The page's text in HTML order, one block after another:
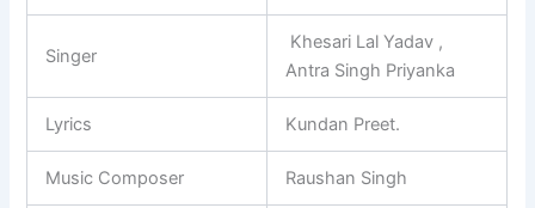
Singer
Khesari Lal Yadav ,
Antra Singh Priyanka
Lyrics Kundan Preet.
Music Composer Raushan Singh